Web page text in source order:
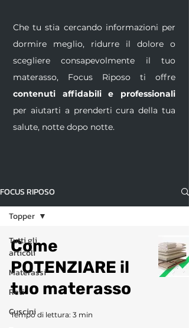
Che tu stia cercando informazioni per
dormire meglio, ridurre il dolore o
scegliere consapevolmente il tuo
materasso, Focus Riposo ti offre
contenuti affidabili e professionali
per aiutarti a prenderti cura della tua
salute, notte dopo notte.
FOCUS RIPOSO
Tutti gli
articoli
Materassi
Reti
Cuscini
Topper
Come
POTENZIARE il
tuo materasso
Tempo di lettura: 3 min